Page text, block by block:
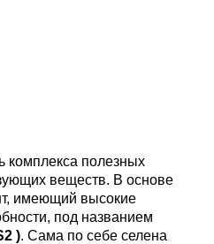
комплекса полезных
веществ. В основе
имеющий высокие
под названием
). Сама по себе селена